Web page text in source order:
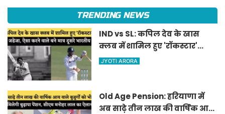
TRENDING NEWS
IND vs SL: कपिल देव के खास
क्लब में शामिल हुए 'रॉकस्टार'
जडेजा, ऐसा करने वाले बने मात्र
JYOTI ARORA
Old Age Pension: हरियाणा में
अब साढ़े तीन लाख की वार्षिक आय